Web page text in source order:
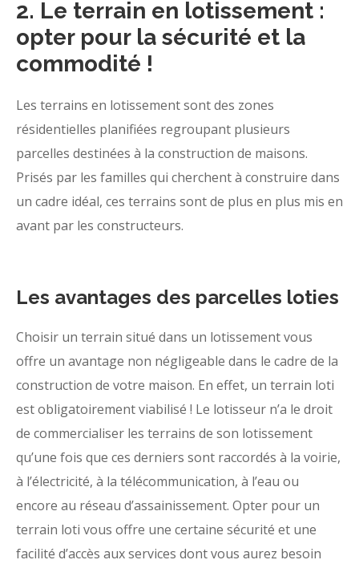
2. Le terrain en lotissement :
opter pour la sécurité et la
commodité !
Les terrains en lotissement sont des zones
résidentielles planifiées regroupant plusieurs
parcelles destinées à la construction de maisons.
Prisés par les familles qui cherchent à construire dans
un cadre idéal, ces terrains sont de plus en plus mis en
avant par les constructeurs.
Les avantages des parcelles loties
Choisir un terrain situé dans un lotissement vous
offre un avantage non négligeable dans le cadre de la
construction de votre maison. En effet, un terrain loti
est obligatoirement viabilisé ! Le lotisseur n’a le droit
de commercialiser les terrains de son lotissement
qu’une fois que ces derniers sont raccordés à la voirie,
à l’électricité, à la télécommunication, à l’eau ou
encore au réseau d’assainissement. Opter pour un
terrain loti vous offre une certaine sécurité et une
facilité d’accès aux services dont vous aurez besoin